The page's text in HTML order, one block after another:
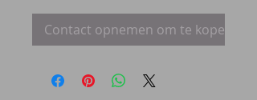
Contact opnemen om te kopen